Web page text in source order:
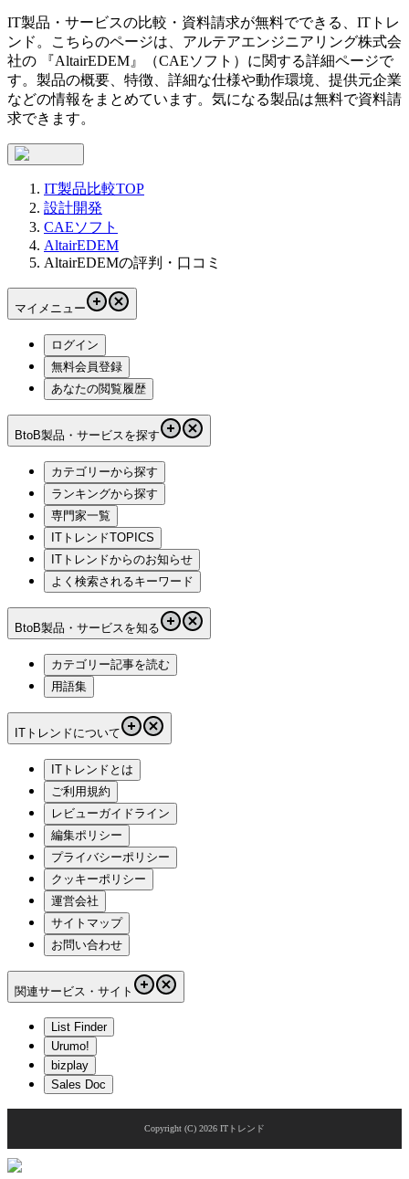
IT製品・サービスの比較・資料請求が無料でできる、ITトレ
ンド。こちらのページは、 アルテアエンジニアリング株式会
社の 『AltairEDEM 』（CAEソフト ）に関する詳細ページで
す。製品の概要、特徴、詳細な仕様や動作環境、提供元企業
などの情報をまとめています。気になる製品は無料で資料請
求できます。
IT製品比較TOP
設計開発
CAEソフト
AltairEDEM
AltairEDEMの評判・口コミ
マイメニュー
ログイン
無料会員登録
あなたの閲覧履歴
BtoB製品・サービスを探す
カテゴリーから探す
ランキングから探す
専門家一覧
ITトレンドTOPICS
ITトレンドからのお知らせ
よく検索されるキーワード
BtoB製品・サービスを知る
カテゴリー記事を読む
用語集
ITトレンドについて
ITトレンドとは
ご利用規約
レビューガイドライン
編集ポリシー
プライバシーポリシー
クッキーポリシー
運営会社
サイトマップ
お問い合わせ
関連サービス・サイト
List Finder
Urumo!
bizplay
Sales Doc
Copyright (C) 2026 ITトレンド